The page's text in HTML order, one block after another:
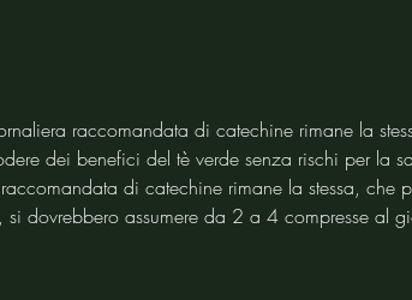
dei benefici del tè verde senza rischi per la
di catechine rimane la stessa, che
si dovrebbero assumere da 2 a 4 compresse al